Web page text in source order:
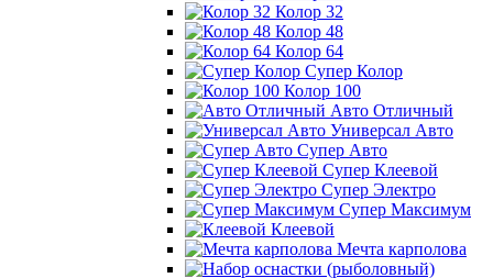
Колор 32
Колор 48
Колор 64
Супер Колор
Колор 100
Авто Отличный
Универсал Авто
Супер Авто
Супер Клеевой
Супер Электро
Супер Максимум
Клеевой
Мечта карполова